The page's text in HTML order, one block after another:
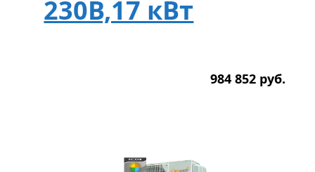
230В,17 кВт
984 852 руб.